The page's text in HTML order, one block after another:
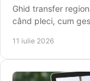
Ghid transfer
când pleci, cum
11 iulie 2026